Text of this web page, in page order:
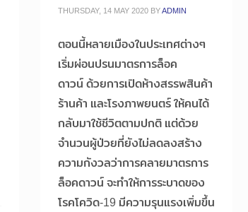
THURSDAY, 14 MAY 2020 BYADMIN
ตอนนี้หลายเมืองในประเทศต่างๆ
เริ่มผ่อนปรนมาตรการล็อค
ดาวน์ ด้วยการเปิดห้างสรรพสินค้า
ร้านค้า และโรงภาพยนตร์ ให้คนได้
กลับมาใช้ชีวิตตามปกติ แต่ด้วย
จำนวนผู้ป่วยที่ยังไม่ลดลงสร้าง
ความกังวลว่าการคลายมาตรการ
ล็อคดาวน์ จะทำให้การระบาดของ
โรคโควิด-19 มีความรุนแรงเพิ่มขึ้น